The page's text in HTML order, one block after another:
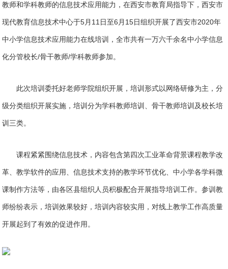
教师和学科教师的信息技术应用能力，在西安市教育局指导下，西安市
现代教育信息技术中心于5月11日至6月15日组织开展了西安市2020年
中小学信息技术应用能力在线培训，全市共有一万六千余名中小学信息
化分管校长/骨干教师/学科教师参加。
此次培训委托好老师学院组织开展，培训形式以网络研修为主，分
级分类组织开展实施，培训分为学科教师培训、骨干教师培训及校长培
训三类。
课程紧紧围绕信息技术，内容包含第四次工业革命背景课程教学改
革、教学软件的应用、信息技术支持的教学环节优化、中小学各学科微
课制作方法等，由各区县组织人员积极配合开展指导培训工作。参训教
师纷纷表示，培训效果较好，培训内容较实用，对线上教学工作高质量
开展起到了有效的促进作用。